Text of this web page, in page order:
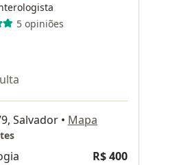
5 opiniões
Salvador • Mapa
R$ 400